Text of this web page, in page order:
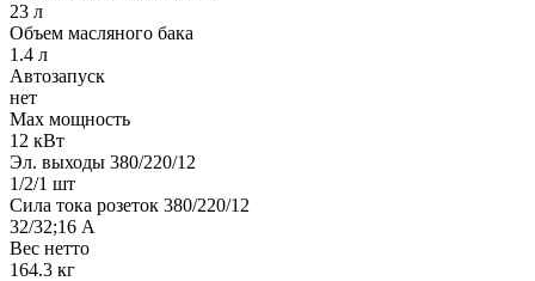
23 л
Объем масляного бака
1.4 л
Автозапуск
нет
Max мощность
12 кВт
Эл. выходы 380/220/12
1/2/1 шт
Сила тока розеток 380/220/12
32/32;16 А
Вес нетто
164.3 кг